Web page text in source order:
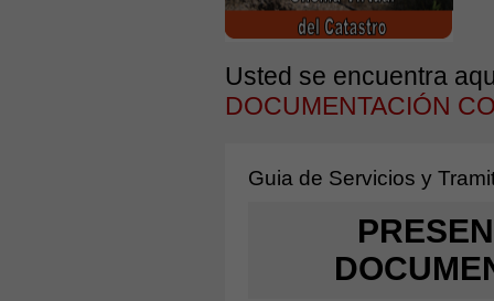
Usted se encuentra
DOCUMENTACIÓN
Guia de Servicios y